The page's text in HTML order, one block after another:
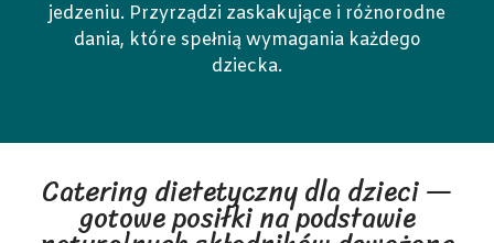
jedzeniu. Przyrządzi zaskakujące i różnorodne
dania, które spełnią wymagania każdego
dziecka.
Catering dietetyczny dla dzieci —
gotowe posiłki na podstawie